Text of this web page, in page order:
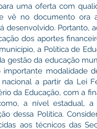
uma oferta com
vê no documento ora
desenvolvido.
dos aportes
a Política de
gestão da educação
modalidade
a partir da Lei
da Educação, com a
a nível estadual,
dessa Política.
aos técnicos das